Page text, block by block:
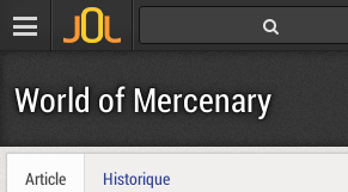
World of Mercenary
Article Historique